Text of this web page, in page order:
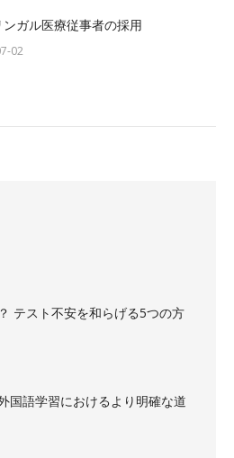
ガル医療従事者の採用
02
テスト不安を和らげる5つの方
国語学習におけるより明確な道